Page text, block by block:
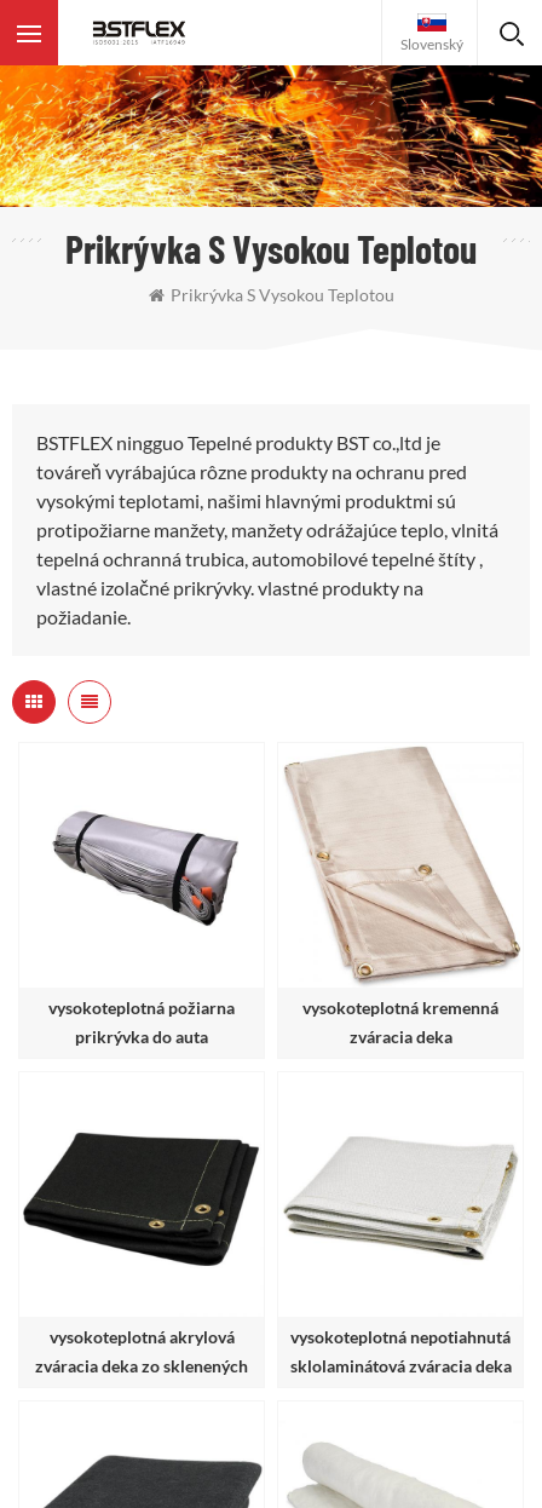
Slovenský
Prikrývka S Vysokou Teplotou
Prikrývka S Vysokou Teplotou
BSTFLEX ningguo Tepelné produkty BST co.,ltd je
továreň vyrábajúca rôzne produkty na ochranu pred
vysokými teplotami, našimi hlavnými produktmi sú
protipožiarne manžety, manžety odrážajúce teplo, vlnitá
tepelná ochranná trubica, automobilové tepelné štíty ,
vlastné izolačné prikrývky. vlastné produkty na
požiadanie.
vysokoteplotná požiarna
prikrývka do auta
vysokoteplotná kremenná
zváracia deka
vysokoteplotná akrylová
zváracia deka zo sklenených
vysokoteplotná nepotiahnutá
sklolaminátová zváracia deka